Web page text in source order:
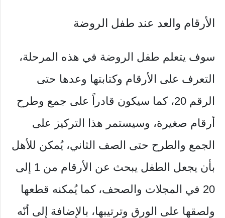
الأرقام والعد عند طفل الروضة
سوف يتعلم طفل الروضة في هذه المرحلة،
التعرف على الأرقام وكتابتها وعدها حتى
الرقم 20، كما سيكون قادراً على جمع وطرح
أرقام صغيرة، وسيستمر هذا التركيز على
الجمع والطرح حتى الصف الثاني، يُمكن للأهل
بأن يجعل الطفل يبحث عن الأرقام من 1 إلى
20 في المجلات والصحف، كما يُمكنه قطعها
ولصقها على الورق وترتيبها، بالإضافة إلى أنّه